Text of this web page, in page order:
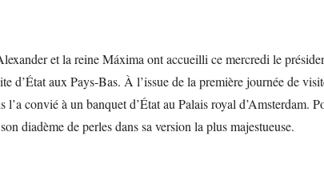
et la reine Máxima ont accueilli ce mercredi le
d’État aux Pays-Bas. À l’issue de la première journée de
l’a convié à un banquet d’État au Palais royal d’Amsterdam.
diadème de perles dans sa version la plus majestueuse.